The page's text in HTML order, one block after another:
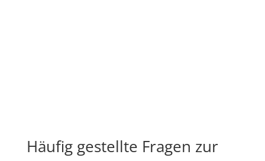
Häufig gestellte Fragen zur